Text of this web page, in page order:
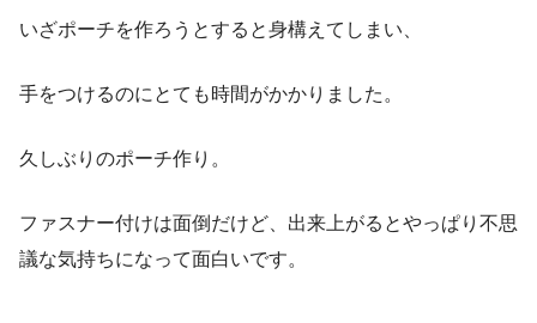
いざポーチを作ろうとすると身構えてしまい、
手をつけるのにとても時間がかかりました。
久しぶりのポーチ作り。
ファスナー付けは面倒だけど、出来上がるとやっぱり不思
議な気持ちになって面白いです。